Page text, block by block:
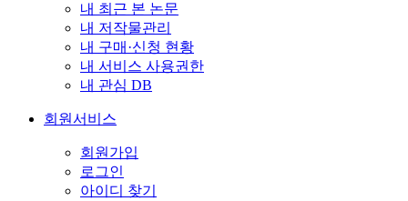
내 최근 본 논문
내 저작물관리
내 구매·신청 현황
내 서비스 사용권한
내 관심 DB
회원서비스
회원가입
로그인
아이디 찾기